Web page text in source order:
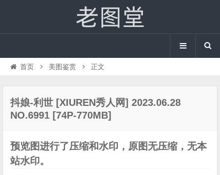
首页 美图鉴赏 正文
抖娘-利世 [XIUREN秀人网] 2023.06.28
NO.6991 [74P-770MB]
预览图进行了压缩和水印，原图无压缩，无本
站水印。